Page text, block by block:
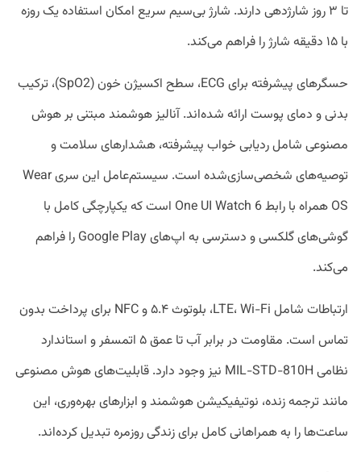
تا ۳ روز شارژدهی دارند. شارژ بی‌سیم سریع امکان استفاده یک روزه
با ۱۵ دقیقه شارژ را فراهم می‌کند.
حسگرهای پیشرفته برای ECG، سطح اکسیژن خون (SpO2)، ترکیب
بدنی و دمای پوست ارائه شده‌اند. آنالیز هوشمند مبتنی بر هوش
مصنوعی شامل ردیابی خواب پیشرفته، هشدارهای سلامت و
توصیه‌های شخصی‌سازی‌شده است. سیستم‌عامل این سری Wear
OS همراه با رابط One UI Watch 6 است که یکپارچگی کامل با
گوشی‌های گلکسی و دسترسی به اپ‌های Google Play را فراهم
می‌کند.
ارتباطات شامل LTE، Wi-Fi، بلوتوث ۵.۴ و NFC برای پرداخت بدون
تماس است. مقاومت در برابر آب تا عمق ۵ اتمسفر و استاندارد
نظامی MIL-STD-810H نیز وجود دارد. قابلیت‌های هوش مصنوعی
مانند ترجمه زنده، نوتیفیکیشن هوشمند و ابزارهای بهره‌وری، این
ساعت‌ها را به همراهانی کامل برای زندگی روزمره تبدیل کرده‌اند.